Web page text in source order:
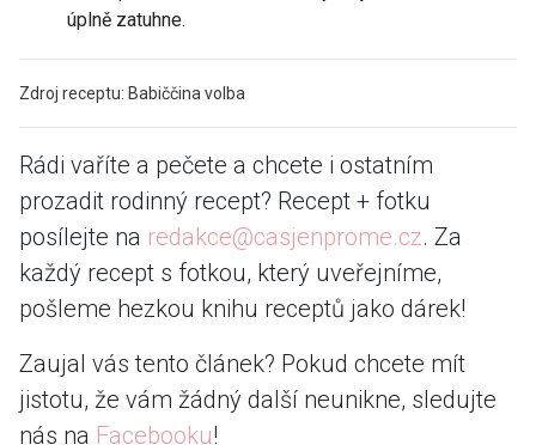
úplně zatuhne.
Zdroj receptu: Babiččina volba
Rádi vaříte a pečete a chcete i ostatním
prozadit rodinný recept? Recept + fotku
posílejte na redakce@casjenprome.cz. Za
každý recept s fotkou, který uveřejníme,
pošleme hezkou knihu receptů jako dárek!
Zaujal vás tento článek? Pokud chcete mít
jistotu, že vám žádný další neunikne, sledujte
nás na Facebooku!